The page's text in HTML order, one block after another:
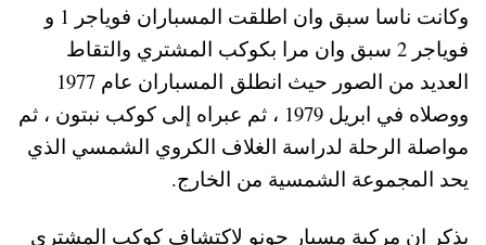
وكانت ناسا سبق وان اطلقت المسباران فوياجر 1 و
فوياجر 2 سبق وان مرا بكوكب المشتري والتقاط
العديد من الصور حيث انطلق المسباران عام 1977
ووصلاه في ابريل 1979 ، ثم عبراه إلى كوكب نبتون ، ثم
مواصلة الرحلة لدراسة الغلاف الكروي الشمسي الذي
يحد المجموعة الشمسية من الخارج.
يذكر ان مركبة مسبار جونو لاكتشاف كوكب المشتري